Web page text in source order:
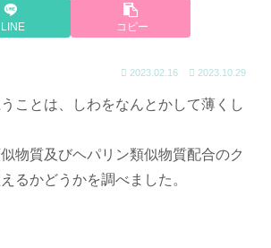
LINE コピー
2023.02.16 2023.10.29
ことは、しわをなんとかして薄くし
物質及びヘパリン類似物質配合のク
るかどうかを調べました。